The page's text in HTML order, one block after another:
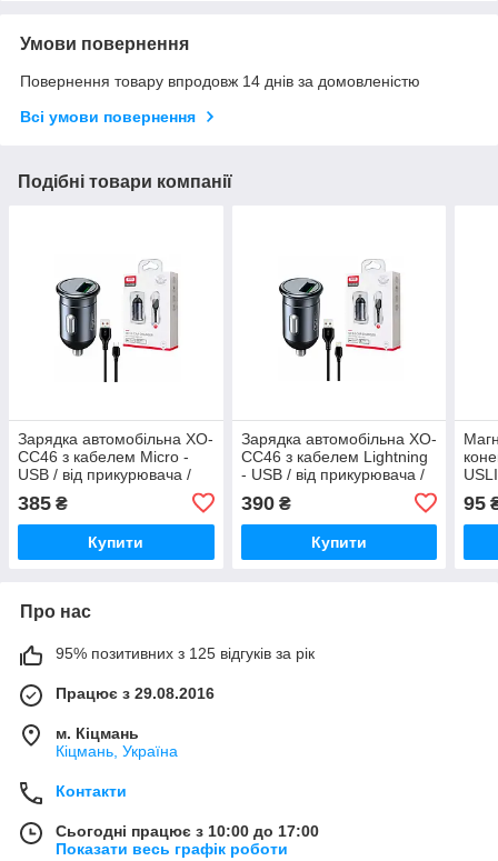
Умови повернення
Повернення товару впродовж 14 днів за домовленістю
Всі умови повернення
Подібні товари компанії
Зарядка автомобільна XO-
CC46 з кабелем Micro -
USB / від прикурювача /
Charge 3.0 / Темно-сірий
385 ₴
Купити
Зарядка автомобільна XO-
CC46 з кабелем Lightning
- USB / від прикурювача /
Charge 3.0 / Темно-сірий
390₴
Купити
95
Про нас
95% позитивних з 125 відгуків за рік
Працює з 29.08.2016
м. Кіцмань
Кіцмань, Україна
Контакти
Сьогодні працює з 10:00 до 17:00
Показати весь графік роботи